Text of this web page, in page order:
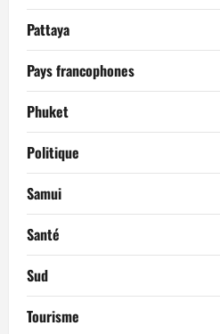
Pattaya
Pays francophones
Phuket
Politique
Samui
Santé
Sud
Tourisme